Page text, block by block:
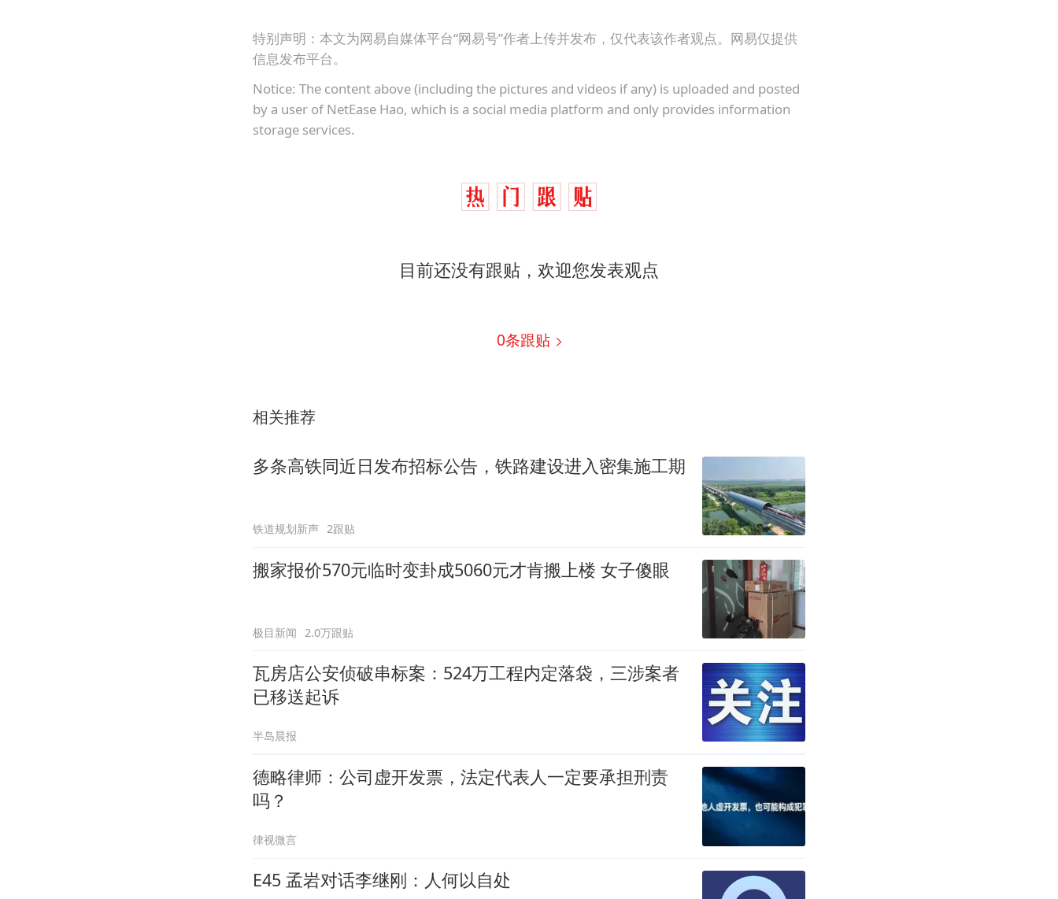
特别声明：本文为网易自媒体平台“网易号”作者上传并发布，仅代表该作者观点。网易仅提供
信息发布平台。
Notice: The content above (including the pictures and videos if any) is uploaded and posted
by a user of NetEase Hao, which is a social media platform and only provides information
storage services.
目前还没有跟贴，欢迎您发表观点
0条跟贴
相关推荐
多条高铁同近日发布招标公告，铁路建设进入密集施工期
铁道规划新声 2跟贴
搬家报价570元临时变卦成5060元才肯搬上楼 女子傻眼
极目新闻 2.0万跟贴
瓦房店公安侦破串标案：524万工程内定落袋，三涉案者
已移送起诉
半岛晨报
德略律师：公司虚开发票，法定代表人一定要承担刑责
吗？
律视微言
E45 孟岩对话李继刚：人何以自处